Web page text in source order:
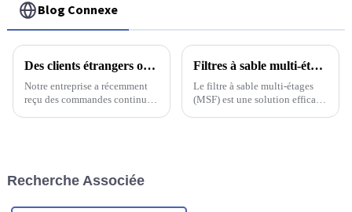
Blog Connexe
Des clients étrangers ont visité notre usine
Notre entreprise a récemment
reçu des commandes continues
garantir que tous les...
Filtres à sable multi-étages : adaptés à différents traitements des eaux usées industrielles
Le filtre à sable multi-étages
(MSF) est une solution efficace
Recherche Associée